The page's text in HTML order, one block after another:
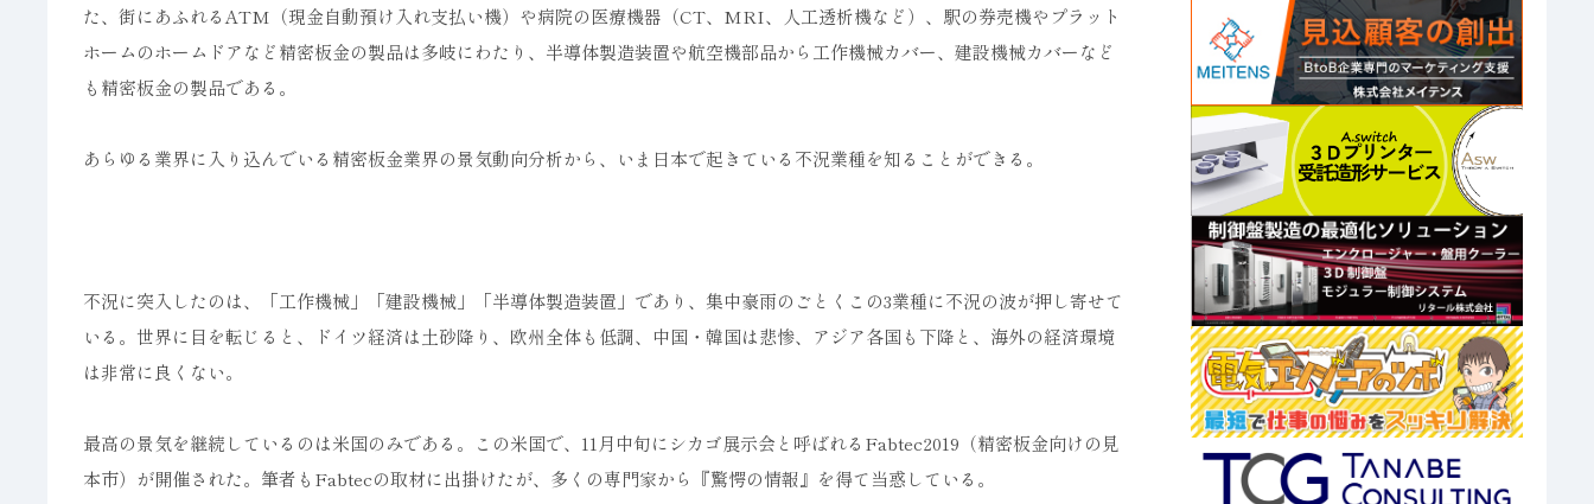
た、街にあふれるATM（現金自動預け入れ支払い機）や病院の医療機器（CT、MRI、人工透析機など）、駅の券売機やプラット
ホームのホームドアなど精密板金の製品は多岐にわたり、半導体製造装置や航空機部品から工作機械カバー、建設機械カバーなど
も精密板金の製品である。
あらゆる業界に入り込んでいる精密板金業界の景気動向分析から、いま日本で起きている不況業種を知ることができる。
不況に突入したのは、「工作機械」「建設機械」「半導体製造装置」であり、集中豪雨のごとくこの3業種に不況の波が押し寄せて
いる。世界に目を転じると、ドイツ経済は土砂降り、欧州全体も低調、中国・韓国は悲惨、アジア各国も下降と、海外の経済環境
は非常に良くない。
最高の景気を継続しているのは米国のみである。この米国で、11月中旬にシカゴ展示会と呼ばれるFabtec2019（精密板金向けの見
本市）が開催された。筆者もFabtecの取材に出掛けたが、多くの専門家から『驚愕の情報』を得て当惑している。